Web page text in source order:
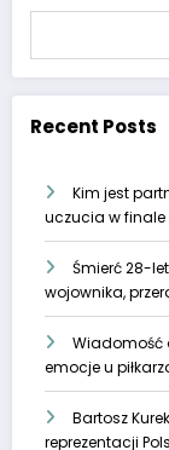
Recent Posts
Kim jest
uczucia w finale
Śmierć 28-
wojownika,
Wiadomość
emocje u
Bartosz
reprezentacji